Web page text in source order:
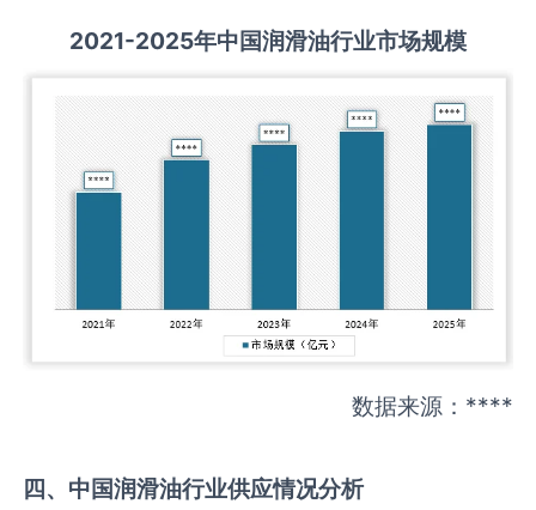
2021-2025年中国润滑油行业市场规模
数据来源：****
四、中国润滑油行业供应情况分析